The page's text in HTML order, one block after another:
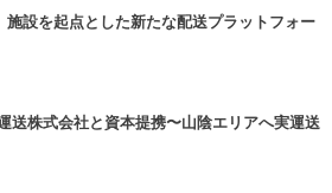
設を起点とした新たな配送プラットフォー
株式会社と資本提携〜山陰エリアへ実運送